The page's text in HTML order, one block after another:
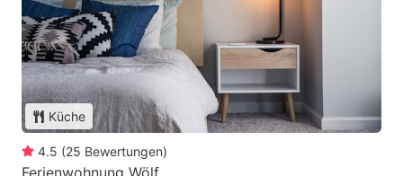
Küche
4.5 (25 Bewertungen)